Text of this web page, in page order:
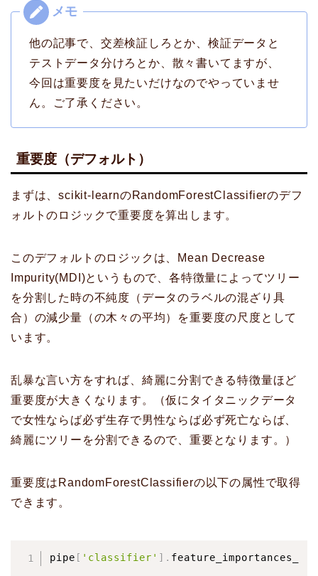
他の記事で、交差検証しろとか、検証データと
テストデータ分けろとか、散々書いてますが、
今回は重要度を見たいだけなのでやっていませ
ん。ご了承ください。
重要度（デフォルト）
まずは、scikit-learnのRandomForestClassifierのデフ
ォルトのロジックで重要度を算出します。
このデフォルトのロジックは、Mean Decrease
Impurity(MDI)というもので、各特徴量によってツリー
を分割した時の不純度（データのラベルの混ざり具
合）の減少量（の木々の平均）を重要度の尺度として
います。
乱暴な言い方をすれば、綺麗に分割できる特徴量ほど
重要度が大きくなります。（仮にタイタニックデータ
で女性ならば必ず生存で男性ならば必ず死亡ならば、
綺麗にツリーを分割できるので、重要となります。）
重要度はRandomForestClassifierの以下の属性で取得
できます。
pipe [ 'classifier' ] . feature_importances_